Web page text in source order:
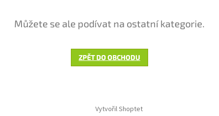
Můžete se ale podívat na ostatní kategorie.
ZPĚT DO OBCHODU
Vytvořil Shoptet